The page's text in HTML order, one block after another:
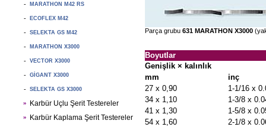
- MARATHON M42 RS
- ECOFLEX M42
- SELEKTA GS M42
- MARATHON X3000
- VECTOR X3000
- GIGANT X3000
- SELEKTA GS X3000
» Karbür Uçlu Şerit Testereler
» Karbür Kaplama Şerit Testereler
Parça grubu 631 MARATHON X3000
Boyutlar
Genişlik × kalınlık
mm
inç
27 x 0,90
1-1/16 x
34 x 1,10
1-3/8 x
41 x 1,30
1-5/8 x
54 x 1,60
2-1/8 x